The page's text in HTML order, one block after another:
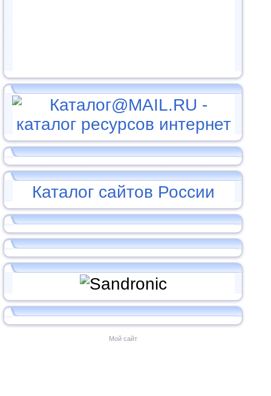
Каталог сайтов России
Мой сайт